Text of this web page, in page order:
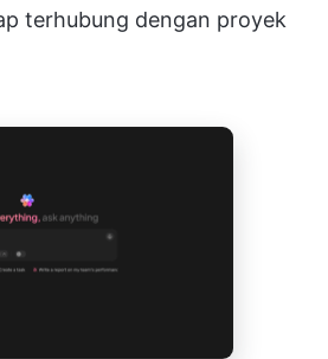
terhubung dengan proyek